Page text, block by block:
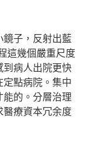
子，反射出藍
幾個嚴重尺度
到病人出院更快
點病院。集中
的。分層治理
醫療資本冗余度